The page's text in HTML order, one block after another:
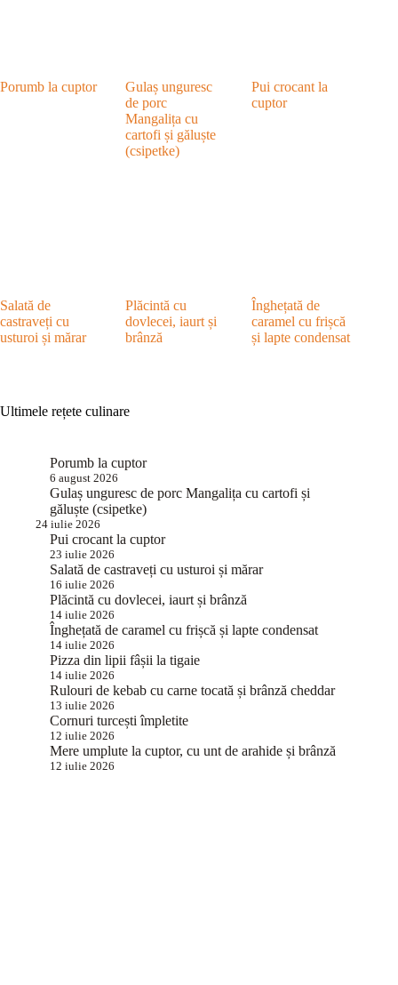
Porumb la cuptor
Gulaș unguresc
de porc
Mangalița cu
cartofi și găluște
(csipetke)
Pui crocant la
cuptor
Salată de
castraveți cu
usturoi și mărar
Plăcintă cu
dovlecei, iaurt și
brânză
Înghețată de
caramel cu frișcă
și lapte condensat
Ultimele rețete culinare
Porumb la cuptor
6 august 2026
Gulaș unguresc de porc Mangalița cu cartofi și
găluște (csipetke)
24 iulie 2026
Pui crocant la cuptor
23 iulie 2026
Salată de castraveți cu usturoi și mărar
16 iulie 2026
Plăcintă cu dovlecei, iaurt și brânză
14 iulie 2026
Înghețată de caramel cu frișcă și lapte condensat
14 iulie 2026
Pizza din lipii fâșii la tigaie
14 iulie 2026
Rulouri de kebab cu carne tocată și brânză cheddar
13 iulie 2026
Cornuri turcești împletite
12 iulie 2026
Mere umplute la cuptor, cu unt de arahide și brânză
12 iulie 2026